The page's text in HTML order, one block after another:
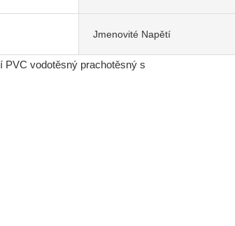
Jmenovité Napětí